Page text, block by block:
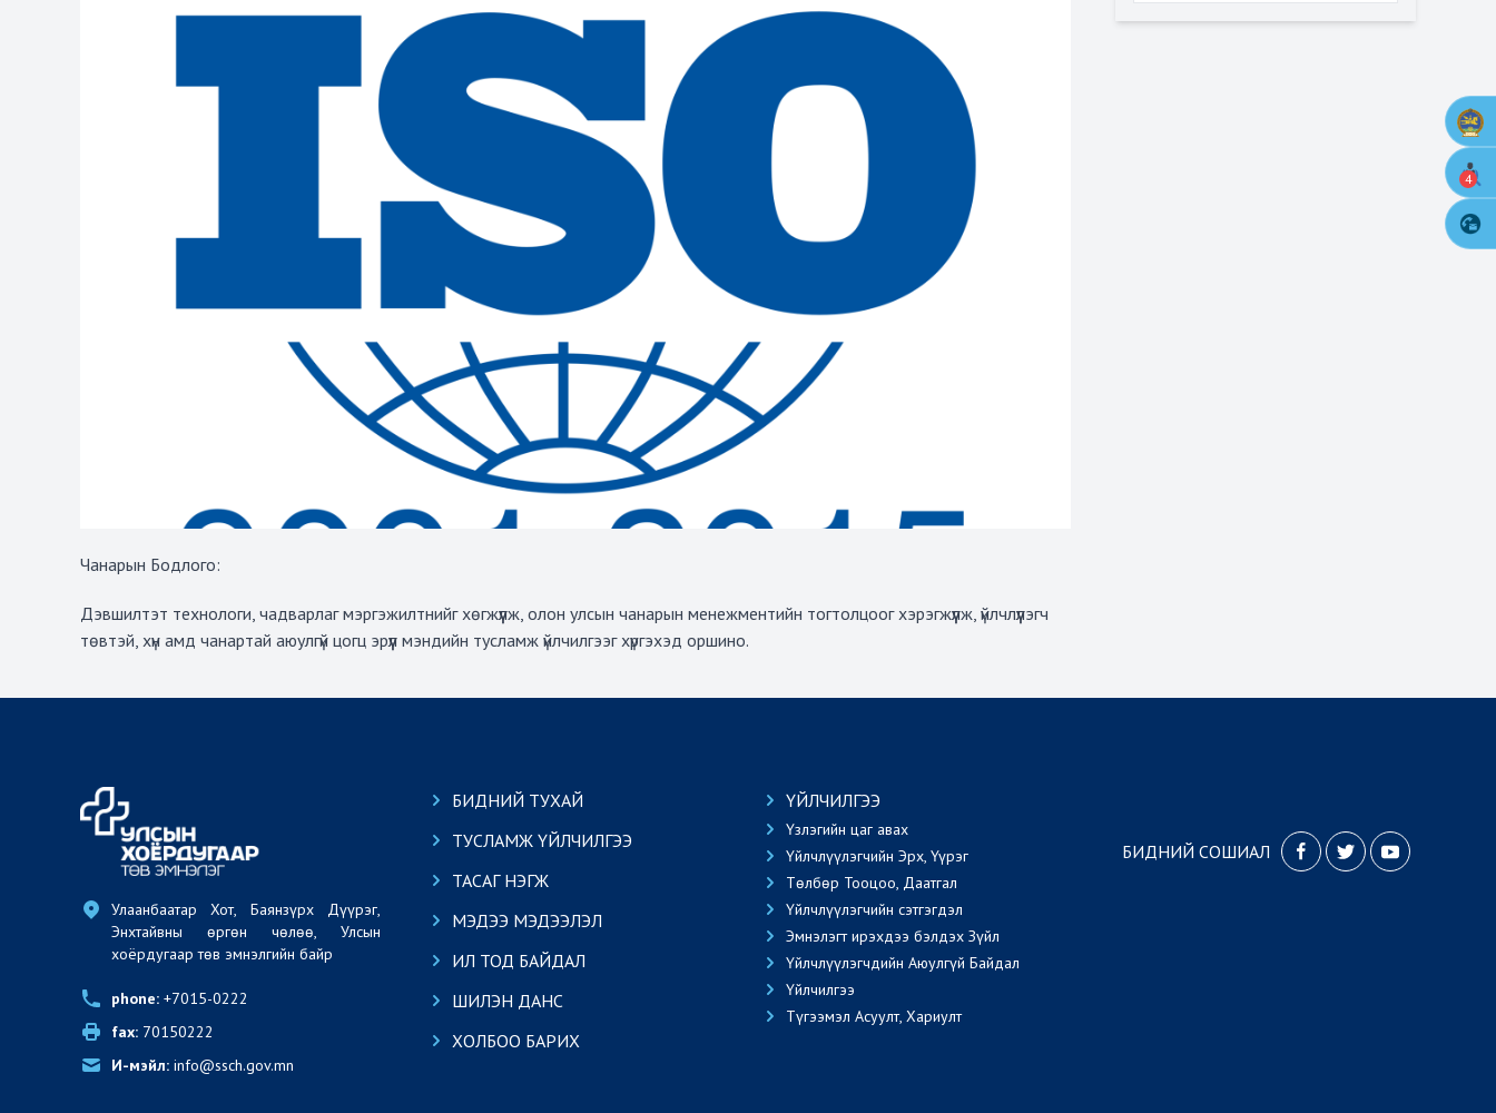
Чанарын Бодлого:
Дэвшилтэт технологи, чадварлаг мэргэжилтнийг хөгжүүлж, олон улсын чанарын менежментийн тогтолцоог хэрэгжүүлж, үйлчлүүлэгч
төвтэй, хүн амд чанартай аюулгүй цогц эрүүл мэндийн тусламж үйлчилгээг хүргэхэд оршино.
Улаанбаатар Хот, Баянзүрх Дүүрэг,
Энхтайвны өргөн чөлөө, Улсын
хоёрдугаар төв эмнэлгийн байр
phone: +7015-0222
fax: 70150222
И-мэйл: info@ssch.gov.mn
БИДНИЙ ТУХАЙ
ТУСЛАМЖ ҮЙЛЧИЛГЭЭ
ТАСАГ НЭГЖ
МЭДЭЭ МЭДЭЭЛЭЛ
ИЛ ТОД БАЙДАЛ
ШИЛЭН ДАНС
ХОЛБОО БАРИХ
ҮЙЛЧИЛГЭЭ
Үзлэгийн цаг авах
Үйлчлүүлэгчийн Эрх, Үүрэг
Төлбөр Тооцоо, Даатгал
Үйлчлүүлэгчийн сэтгэгдэл
Эмнэлэгт ирэхдээ бэлдэх Зүйл
Үйлчлүүлэгчдийн Аюулгүй Байдал
Үйлчилгээ
Түгээмэл Асуулт, Хариулт
БИДНИЙ СОШИАЛ
4